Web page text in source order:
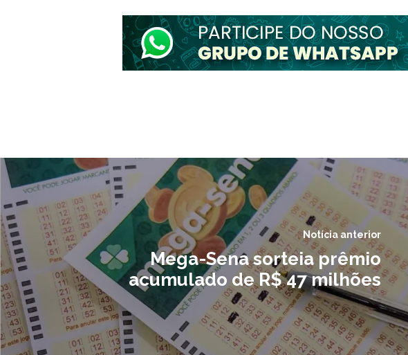
Notícia anterior
Mega-Sena sorteia prêmio
acumulado de R$ 47 milhões